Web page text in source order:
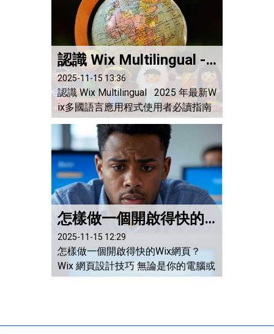
認識 Wix Multilingual - 多國語言應用程式
2025-11-15 13:36
認識 Wix Multilingual 2025 年最新W
ix多國語言應用程式使用者必讀指南
1. 簡介及安裝 Wix Multilingual 是 Wi
x 官方的多國語言插件及內置翻譯工
具，已被超過 200 萬網站採用。它讓
你輕鬆將網站內容本地化，支援自動
翻譯（基於 Google Translate，提供
5000 字免費額度）或手動編輯，幫
助提升 SEO 和轉換率。...
怎樣做一個開啟得快的Wix網頁？
2025-11-15 12:29
怎樣做一個開啟得快的Wix網頁？
Wix 網頁設計技巧 無論是你的電腦或
裝置、瀏覽器版本或網絡，都對Wix
頁，撇除以上的客觀條件，在製作方